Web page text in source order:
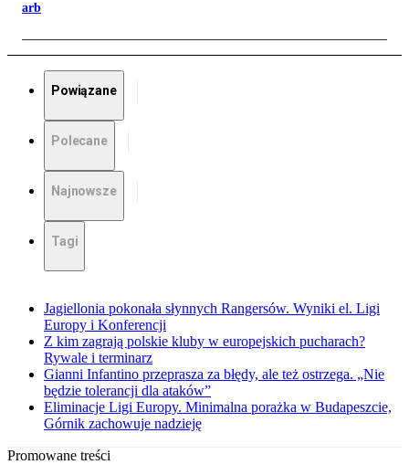
arb
Powiązane
Polecane
Najnowsze
Tagi
Jagiellonia pokonała słynnych Rangersów. Wyniki el. Ligi
Europy i Konferencji
Z kim zagrają polskie kluby w europejskich pucharach?
Rywale i terminarz
Gianni Infantino przeprasza za błędy, ale też ostrzega. „Nie
będzie tolerancji dla ataków”
Eliminacje Ligi Europy. Minimalna porażka w Budapeszcie,
Górnik zachowuje nadzieję
Promowane treści